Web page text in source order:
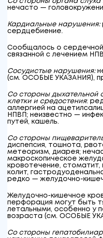
нечасто —
Кардиальные нарушения:
сердцебиение.
Сообщалось о
связанной с лечением
Сосудистые нарушения:
(см. ОСОБЫЕ УКАЗАНИЯ),
Со стороны дыхательной
клетки и средостения:
аллергией на
НПВП; неизвестно —
путей, кашель.
Со стороны
диспепсия, тошнота,
метеоризм, диарея;
макроскопическое
кровотечение,
колит,
редко — желудочно-
Желудочно-кишечное
перфорация могут быть
летальными, особенно у
возраста (см. ОСОБЫЕ
Со стороны